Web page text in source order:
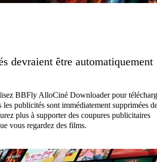
devraient être automatiquement
BBFly AlloCiné Downloader pour
les publicités sont immédiatement supprimées
plus à supporter des coupures publicitaires
vous regardez des films.